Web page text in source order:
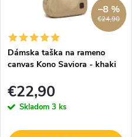
€24,90
–8 %
Dámska taška na rameno
canvas Kono Saviora - khaki
€22,90
Skladom 3 ks